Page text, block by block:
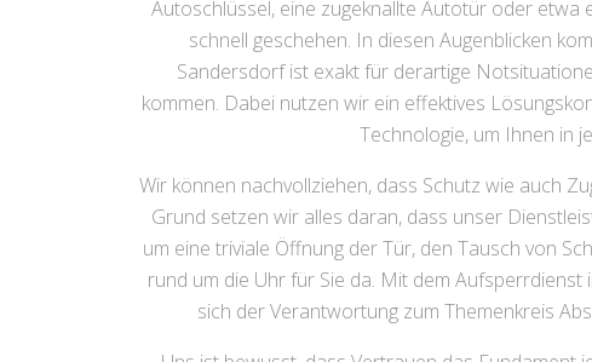
Autoschlüssel, eine zugeknallte Autotür oder etwa
schnell geschehen. In diesen Augenblicken
Sandersdorf ist exakt für derartige
kommen. Dabei nutzen wir ein effektives
Technologie, um Ihnen in
Wir können nachvollziehen, dass Schutz wie auch
Grund setzen wir alles daran, dass unser
um eine triviale Öffnung der Tür, den Tausch von
rund um die Uhr für Sie da. Mit dem
sich der Verantwortung zum Themenkreis